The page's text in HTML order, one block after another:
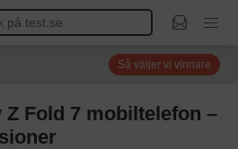
Så väljer vi vinnare
Z Fold 7 mobiltelefon –